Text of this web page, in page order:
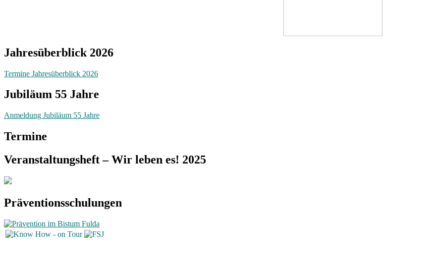
Jahresüberblick 2026
Termine Jahresüberblick 2026
Jubiläum 55 Jahre
Anmeldung Jubiläum 55 Jahre
Termine
Veranstaltungsheft – Wir leben es! 2025
Präventionsschulungen